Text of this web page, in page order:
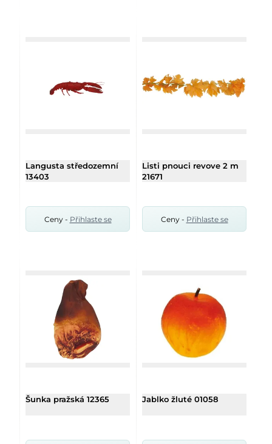
Langusta středozemní
13403
Ceny - Přihlaste se
Listi pnouci revove 2 m
21671
Ceny - Přihlaste se
Šunka pražská 12365 Jablko žluté 01058